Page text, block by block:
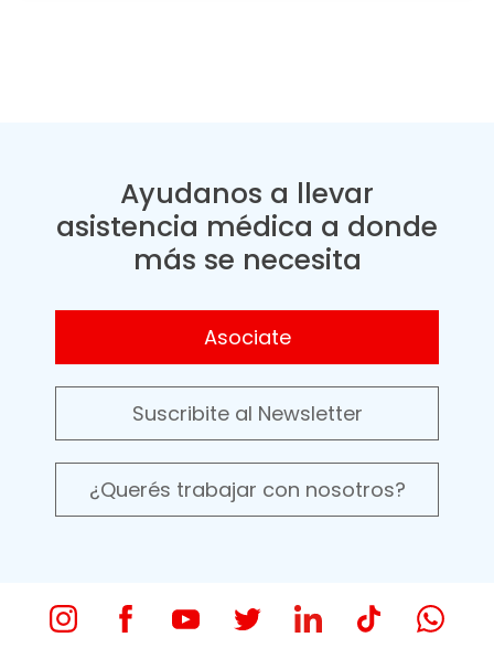
Ayudanos a llevar
asistencia médica a donde
más se necesita
Asociate
Suscribite al Newsletter
¿Querés trabajar con nosotros?